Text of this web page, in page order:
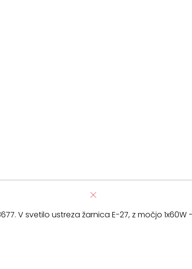
V svetilo ustreza žarnica E-27, z močjo